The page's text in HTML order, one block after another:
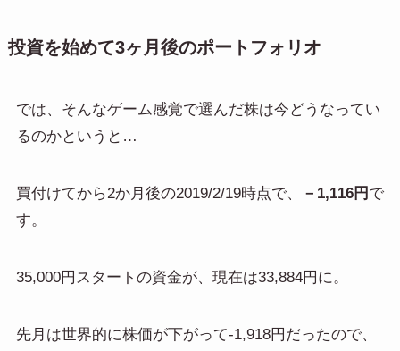
投資を始めて3ヶ月後のポートフォリオ
では、そんなゲーム感覚で選んだ株は今どうなってい
るのかというと…
買付けてから2か月後の2019/2/19時点で、 －1,116円 で
す。
35,000円スタートの資金が、現在は33,884円に。
先月は世界的に株価が下がって-1,918円だったので、